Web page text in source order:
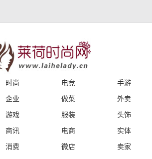
时尚 电竞
手游
企业 做菜
外卖
游戏 服装
头饰
商讯 电商
实体
消费 微店
卖家